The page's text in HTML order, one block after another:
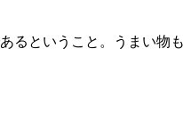
るということ。うまい